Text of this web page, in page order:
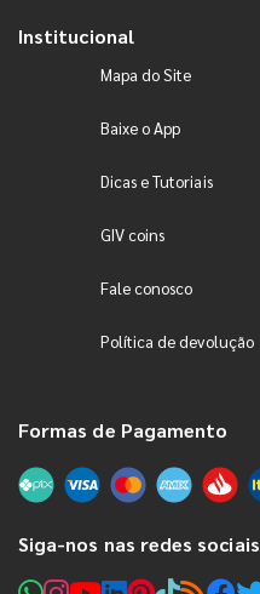
Institucional
Mapa do Site
Baixe o App
Dicas e Tutoriais
GIV coins
Fale conosco
Política de devolução
Formas de Pagamento
Siga-nos nas redes sociais